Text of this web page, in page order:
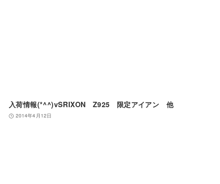
入荷情報(*^^)vSRIXON Z925 限定アイアン 他
2014年4月12日